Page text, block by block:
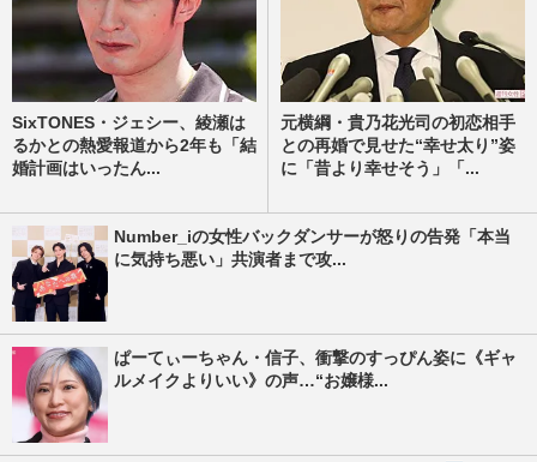
SixTONES・ジェシー、綾瀬は
るかとの熱愛報道から2年も「結
婚計画はいったん...
元横綱・貴乃花光司の初恋相手
との再婚で見せた“幸せ太り”姿
に「昔より幸せそう」「...
Number_iの女性バックダンサーが怒りの告発「本当
に気持ち悪い」共演者まで攻...
ぱーてぃーちゃん・信子、衝撃のすっぴん姿に《ギャ
ルメイクよりいい》の声…“お嬢様...